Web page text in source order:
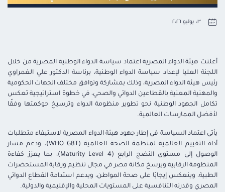
٠٣ يوليو ٢٠٢٦
أعلنت هيئة الدواء المصرية اعتماد سياسة الدواء الوطنية المصرية من خلال
اللجنة العليا لإعداد سياسة الدواء الوطنية، برئاسة الدكتور علي الغمراوي
رئيس هيئة الدواء المصرية، وذلك بمشاركة وتوافق مختلف الجهات الحكومية
والمهنية المعنية بالقطاعين الدوائي والصحي، في خطوة استراتيجية تعكس
تكامل الجهود الوطنية نحو تطوير منظومة الدواء وترسيخ حوكمتها وفقًا
لأفضل الممارسات العالمية.
يأتي اعتماد السياسة في إطار جهود هيئة الدواء المصرية لاستيفاء متطلبات
أداة التقييم العالمية لمنظمة الصحة العالمية (WHO GBT)، ودعم مسار
الوصول إلى مستوى النضج الرابع (Maturity Level 4)، بما يعزز كفاءة
المنظومة الرقابية ويرسخ مكانة مصر في مجال تنظيم ورقابة المستحضرات
الطبية، وينعكس إيجابًا على صحة المواطن، ويدعم استدامة القطاع الدوائي
المصري وقدرته التنافسية على المستويات المحلية والإقليمية والدولية.